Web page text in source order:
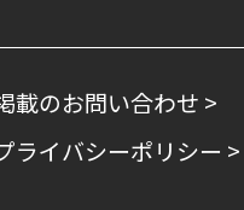
載のお問い合わせ >
ライバシーポリシー >